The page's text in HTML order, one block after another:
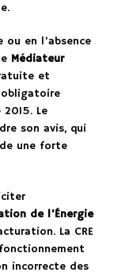
ou en l’absence
Médiateur
et
Le
son avis, qui
une forte
de l’Énergie
La CRE
incorrecte des